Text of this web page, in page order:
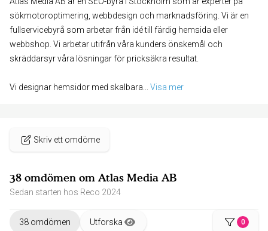
sökmotoroptimering, webbdesign och marknadsföring. Vi är en
fullservicebyrå som arbetar från idé till färdig hemsida eller
webbshop. Vi arbetar utifrån våra kunders önskemål och
skräddarsyr våra lösningar för pricksäkra resultat.
Vi designar hemsidor med skalbara Visa mer
Skriv ett omdöme
38 omdömen om Atlas Media AB
Sedan starten hos Reco 2024
38 omdömen Utforska 0